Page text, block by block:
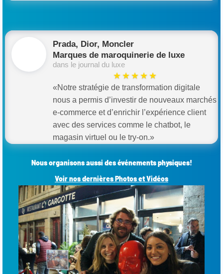
Prada, Dior, Moncler
Marques de maroquinerie de luxe
dans le journal du luxe
★★★★★
«Notre stratégie de transformation digitale
nous a permis d’investir de nouveaux marchés
e-commerce et d’enrichir l’expérience client
avec des services comme le chatbot, le
magasin virtuel ou le try-on.»
Nous organisons aussi des événements physiques!
Voir nos dernières Photos et Vidéos